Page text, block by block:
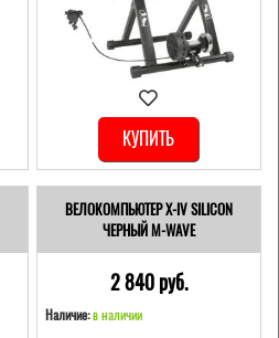
КУПИТЬ
ВЕЛОКОМПЬЮТЕР X-IV SILICON
ЧЕРНЫЙ M-WAVE
2 840 pуб.
Наличие: в наличии